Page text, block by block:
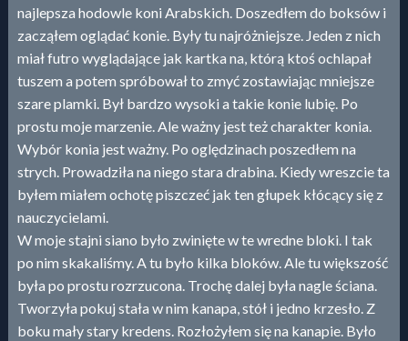
najlepsza hodowle koni Arabskich. Doszedłem do boksów i
zacząłem oglądać konie. Były tu najróżniejsze. Jeden z nich
miał futro wyglądające jak kartka na, którą ktoś ochlapał
tuszem a potem spróbował to zmyć zostawiając mniejsze
szare plamki. Był bardzo wysoki a takie konie lubię. Po
prostu moje marzenie. Ale ważny jest też charakter konia.
Wybór konia jest ważny. Po oględzinach poszedłem na
strych. Prowadziła na niego stara drabina. Kiedy wreszcie ta
byłem miałem ochotę piszczeć jak ten głupek kłócący się z
nauczycielami.
W moje stajni siano było zwinięte w te wredne bloki. I tak
po nim skakaliśmy. A tu było kilka bloków. Ale tu większość
była po prostu rozrzucona. Trochę dalej była nagle ściana.
Tworzyła pokuj stała w nim kanapa, stół i jedno krzesło. Z
boku mały stary kredens. Rozłożyłem się na kanapie. Było